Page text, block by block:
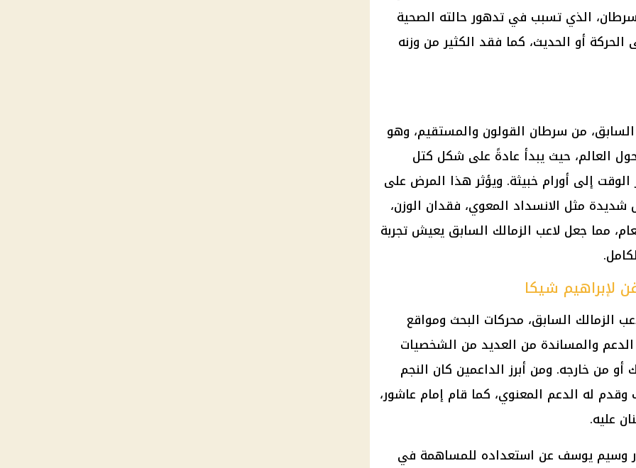
الذي تسبب في تدهور حالته الصحية
أو الحديث، كما فقد الكثير من وزنه
من سرطان القولون والمستقيم، وهو
حول العالم، حيث يبدأ عادةً على شكل كتل
الوقت إلى أورام خبيثة. ويؤثر هذا المرض على
مثل الانسداد المعوي، فقدان الوزن،
مما جعل لاعب الزمالك السابق يعيش تجربة
لإبراهيم شيكا
الزمالك السابق، محركات البحث ومواقع
الدعم والمساندة من العديد من الشخصيات
أو من خارجه. ومن أبرز الداعمين كان النجم
وقدم له الدعم المعنوي، كما قام إمام عاشور،
عليه.
وسيم يوسف عن استعداده للمساهمة في